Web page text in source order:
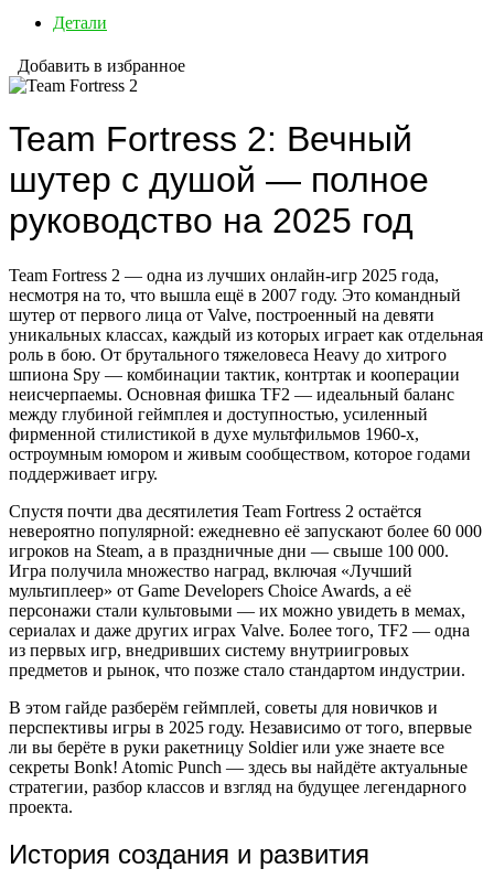
Детали
Добавить в избранное
Team Fortress 2: Вечный
шутер с душой — полное
руководство на 2025 год
Team Fortress 2 — одна из лучших онлайн-игр 2025 года,
несмотря на то, что вышла ещё в 2007 году. Это командный
шутер от первого лица от Valve, построенный на девяти
уникальных классах, каждый из которых играет как отдельная
роль в бою. От брутального тяжеловеса Heavy до хитрого
шпиона Spy — комбинации тактик, контртак и кооперации
неисчерпаемы. Основная фишка TF2 — идеальный баланс
между глубиной геймплея и доступностью, усиленный
фирменной стилистикой в духе мультфильмов 1960-х,
остроумным юмором и живым сообществом, которое годами
поддерживает игру.
Спустя почти два десятилетия Team Fortress 2 остаётся
невероятно популярной: ежедневно её запускают более 60 000
игроков на Steam, а в праздничные дни — свыше 100 000.
Игра получила множество наград, включая «Лучший
мультиплеер» от Game Developers Choice Awards, а её
персонажи стали культовыми — их можно увидеть в мемах,
сериалах и даже других играх Valve. Более того, TF2 — одна
из первых игр, внедривших систему внутриигровых
предметов и рынок, что позже стало стандартом индустрии.
В этом гайде разберём геймплей, советы для новичков и
перспективы игры в 2025 году. Независимо от того, впервые
ли вы берёте в руки ракетницу Soldier или уже знаете все
секреты Bonk! Atomic Punch — здесь вы найдёте актуальные
стратегии, разбор классов и взгляд на будущее легендарного
проекта.
История создания и развития